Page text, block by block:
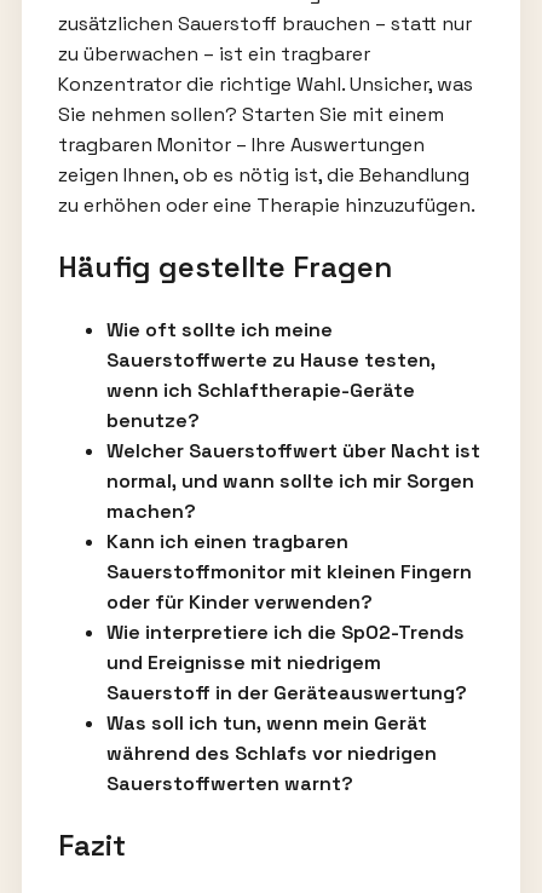
zusätzlichen Sauerstoff brauchen – statt nur
zu überwachen – ist ein tragbarer
Konzentrator die richtige Wahl. Unsicher, was
Sie nehmen sollen? Starten Sie mit einem
tragbaren Monitor – Ihre Auswertungen
zeigen Ihnen, ob es nötig ist, die Behandlung
zu erhöhen oder eine Therapie hinzuzufügen.
Häufig gestellte Fragen
Wie oft sollte ich meine
Sauerstoffwerte zu Hause testen,
wenn ich Schlaftherapie-Geräte
benutze?
Welcher Sauerstoffwert über Nacht ist
normal, und wann sollte ich mir Sorgen
machen?
Kann ich einen tragbaren
Sauerstoffmonitor mit kleinen Fingern
oder für Kinder verwenden?
Wie interpretiere ich die SpO2-Trends
und Ereignisse mit niedrigem
Sauerstoff in der Geräteauswertung?
Was soll ich tun, wenn mein Gerät
während des Schlafs vor niedrigen
Sauerstoffwerten warnt?
Fazit